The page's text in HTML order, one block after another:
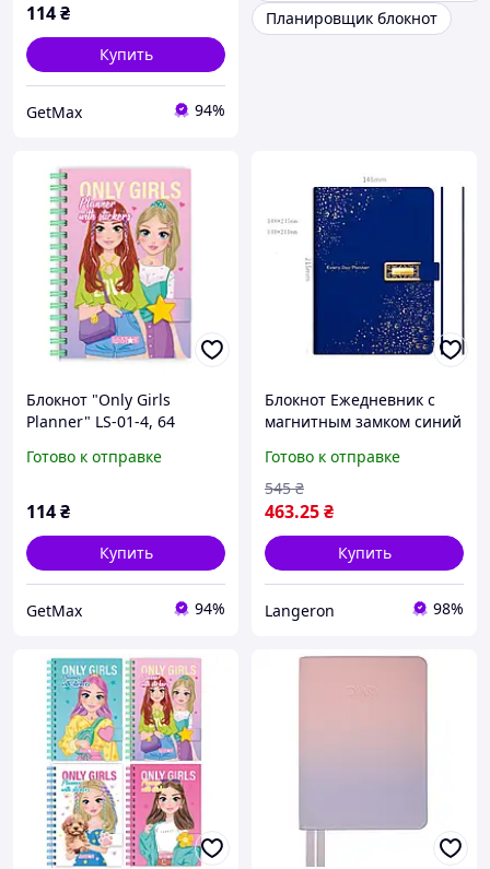
114₴
Купить
GetMax 94%
Планировщик блокнот
Блокнот "Only Girls
Planner" LS-01-4, 64
Готово к отправке
114₴
Купить
GetMax 94%
Блокнот Ежедневник с
магнитным замком синий
Planner
Готово к отправке
463.25₴
545 ₴
Купить
Langeron 98%